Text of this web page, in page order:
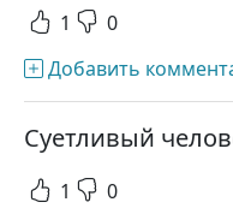
1 0
Добавить
Суетливый
1 0